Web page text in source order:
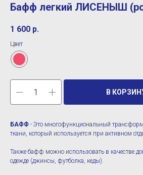
Бафф легкий ЛИСЕНЫШ
1 600 р.
Цвет
В
БАФФ - Это многофункциональный
ткани, который используется при активном
Также бафф можно использовать в качестве
одежде (джинсы, футболка, кеды).